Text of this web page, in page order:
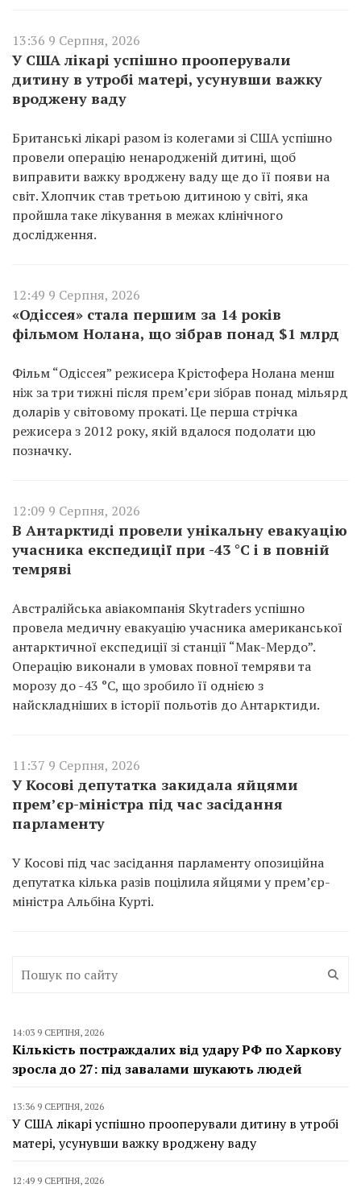
13:36 9 Серпня, 2026
У США лікарі успішно прооперували
дитину в утробі матері, усунувши важку
вроджену ваду
Британські лікарі разом із колегами зі США успішно
провели операцію ненародженій дитині, щоб
виправити важку вроджену ваду ще до її появи на
світ. Хлопчик став третьою дитиною у світі, яка
пройшла таке лікування в межах клінічного
дослідження.
12:49 9 Серпня, 2026
«Одіссея» стала першим за 14 років
фільмом Нолана, що зібрав понад $1 млрд
Фільм “Одіссея” режисера Крістофера Нолана менш
ніж за три тижні після прем’єри зібрав понад мільярд
доларів у світовому прокаті. Це перша стрічка
режисера з 2012 року, якій вдалося подолати цю
позначку.
12:09 9 Серпня, 2026
В Антарктиді провели унікальну евакуацію
учасника експедиції при -43 °C і в повній
темряві
Австралійська авіакомпанія Skytraders успішно
провела медичну евакуацію учасника американської
антарктичної експедиції зі станції “Мак-Мердо”.
Операцію виконали в умовах повної темряви та
морозу до -43 °C, що зробило її однією з
найскладніших в історії польотів до Антарктиди.
11:37 9 Серпня, 2026
У Косові депутатка закидала яйцями
прем’єр-міністра під час засідання
парламенту
У Косові під час засідання парламенту опозиційна
депутатка кілька разів поцілила яйцями у прем’єр-
міністра Альбіна Курті.
14:03 9 СЕРПНЯ, 2026
Кількість постраждалих від удару РФ по Харкову
зросла до 27: під завалами шукають людей
13:36 9 СЕРПНЯ, 2026
У США лікарі успішно прооперували дитину в утробі
матері, усунувши важку вроджену ваду
12:49 9 СЕРПНЯ, 2026